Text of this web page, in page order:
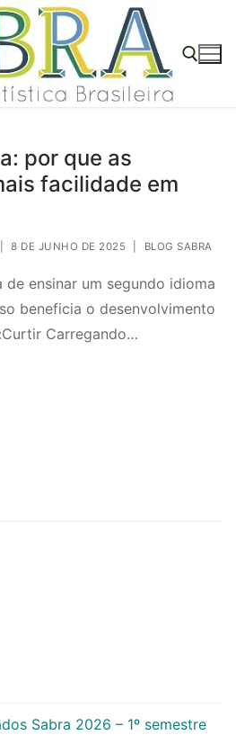
por que as
facilidade em
8 DE JUNHO DE 2025 BLOG SABRA
ensinar um segundo idioma
beneficia o desenvolvimento
Carregando…
Sabra 2026 – 1º semestre